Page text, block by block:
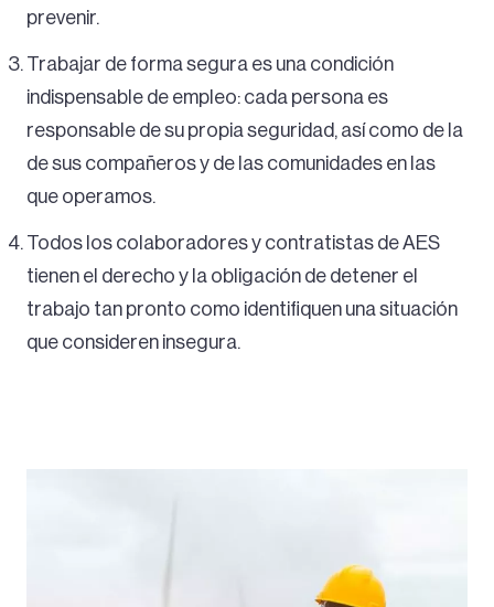
prevenir.
Trabajar de forma segura es una condición
indispensable de empleo: cada persona es
responsable de su propia seguridad, así como de la
de sus compañeros y de las comunidades en las
que operamos.
Todos los colaboradores y contratistas de AES
tienen el derecho y la obligación de detener el
trabajo tan pronto como identifiquen una situación
que consideren insegura.